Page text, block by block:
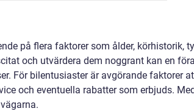
på flera faktorer som ålder, körhistorik,
och utvärdera dem noggrant kan en
För bilentusiaster är avgörande faktorer
och eventuella rabatter som erbjuds.